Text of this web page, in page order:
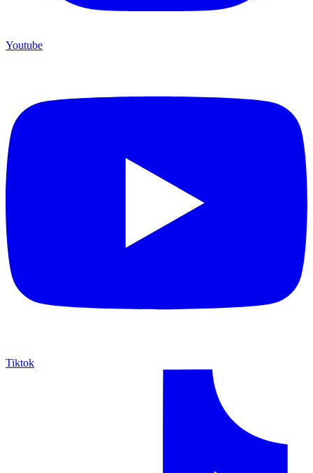
Youtube
Tiktok